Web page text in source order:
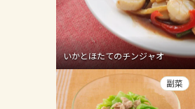
いかとほたてのチンジャオ
副菜